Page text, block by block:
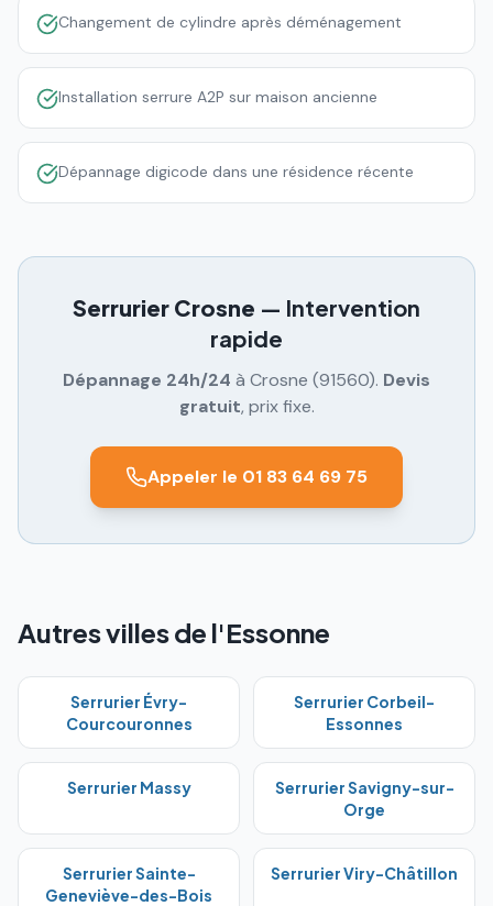
Changement de cylindre après déménagement
Installation serrure A2P sur maison ancienne
Dépannage digicode dans une résidence récente
Serrurier Crosne — Intervention
rapide
Dépannage 24h/24 à Crosne (91560). Devis
gratuit, prix fixe.
Appeler le 01 83 64 69 75
Autres villes de l'Essonne
Serrurier Évry-
Courcouronnes
Serrurier Corbeil-
Essonnes
Serrurier Massy SerrurierSavigny-sur-
Orge
SerrurierSainte-
Geneviève-des-Bois
SerrurierViry-Châtillon